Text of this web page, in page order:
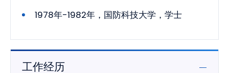
1978年-1982年，国防科技大学，学士
工作经历